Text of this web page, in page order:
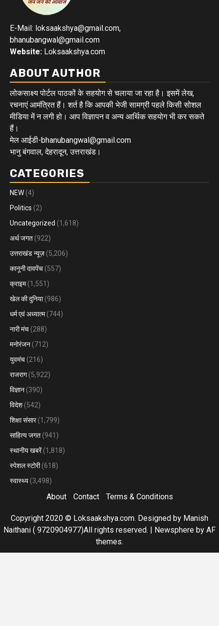
E-Mail: loksaakshya@gmail.com,
bhanubangwal@gmail.com
Website: Loksaakshya.com
ABOUT AUTHOR
लोकसाक्ष्य पोर्टल पाठकों के सहयोग से चलाया जा रहा है। इसमें लेख,
रचनाएं आमंत्रित हैं। शर्त है कि आपकी भेजी सामग्री पहले किसी सोशल
मीडिया में न लगी हो। आप विज्ञापन व अन्य आर्थिक सहयोग भी कर सकते
हैं।
मेल आईडी-bhanubangwal@gmail.com
भानु बंगवाल, देहरादून, उत्तराखंड।
CATEGORIES
NEW (4)
Politics (2)
Uncategorized (1,618)
अर्थ जगत (922)
उत्तराखंड न्यूज़ (5,206)
कानूनी दावपेंच (557)
क्राइम(1,551)
खेल की दुनिया(986)
धर्म एवं अध्यात्म(744)
नारी मंच (288)
मनोरंजन (712)
युवमंच (216)
राजराग(5,922)
विज्ञान (390)
विदेश (542)
शिक्षा संसार(1,799)
साहित्य जगत (941)
स्थानीय खबरें(1,818)
स्पेशल स्टोरी(618)
स्वास्थ्य (3,498)
About Contact Terms & Conditions
Copyright 2020 © Loksaakshya.com. Designed by Manish
Naithani ( 9720904977)All rights reserved.
Newsphere by AF
themes.